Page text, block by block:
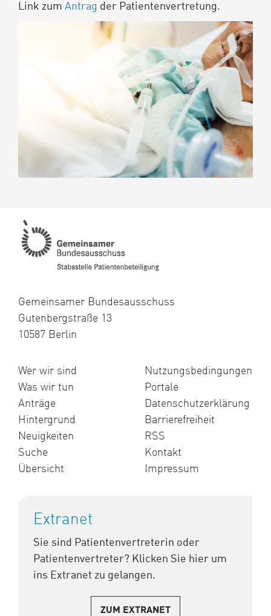
Link zum Antrag der Patientenvertretung.
Gemeinsamer Bundesausschuss
Gutenbergstraße 13
10587 Berlin
Wer wir sind
Was wir tun
Anträge
Hintergrund
Neuigkeiten
Suche
Übersicht
Nutzungsbedingungen
Portale
Datenschutzerklärung
Barrierefreiheit
RSS
Kontakt
Impressum
Extranet
Sie sind Patientenvertreterin oder
Patientenvertreter? Klicken Sie hier um
ins Extranet zu gelangen.
ZUM EXTRANET